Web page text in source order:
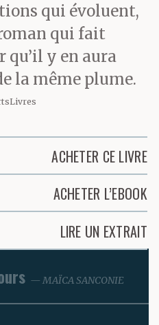
qui évoluent,
qui fait
qu’il y en aura
la même plume.
ACHETER CE LIVRE
ACHETER L’EBOOK
LIRE UN EXTRAIT
MAÏCA SANCONIE